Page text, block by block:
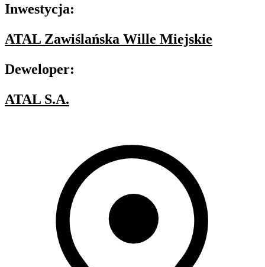
Inwestycja:
ATAL Zawiślańska Wille Miejskie
Deweloper:
ATAL S.A.